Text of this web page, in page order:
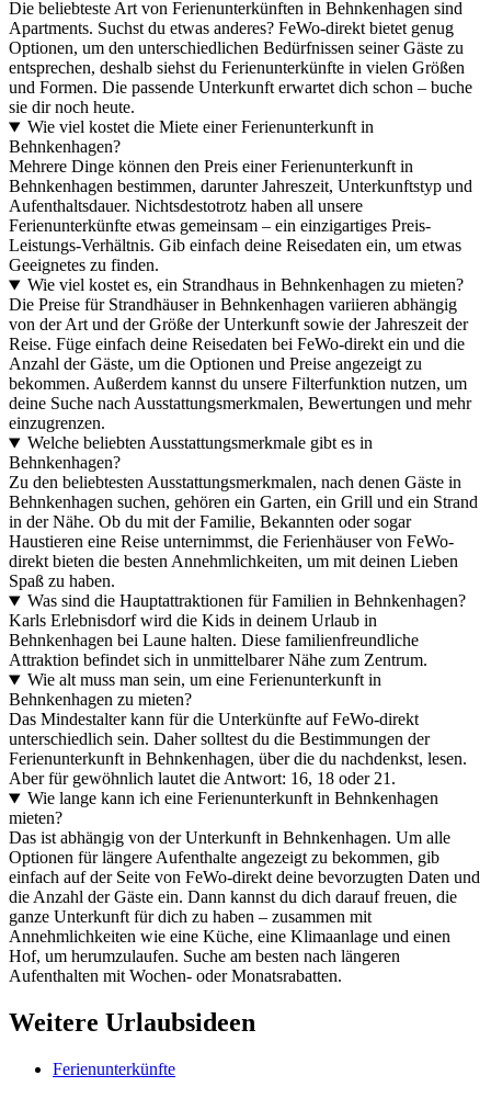
Die beliebteste Art von Ferienunterkünften in Behnkenhagen sind
Apartments. Suchst du etwas anderes? FeWo-direkt bietet genug
Optionen, um den unterschiedlichen Bedürfnissen seiner Gäste zu
entsprechen, deshalb siehst du Ferienunterkünfte in vielen Größen
und Formen. Die passende Unterkunft erwartet dich schon – buche
sie dir noch heute.
Wie viel kostet die Miete einer Ferienunterkunft in
Behnkenhagen?
Mehrere Dinge können den Preis einer Ferienunterkunft in
Behnkenhagen bestimmen, darunter Jahreszeit, Unterkunftstyp und
Aufenthaltsdauer. Nichtsdestotrotz haben all unsere
Ferienunterkünfte etwas gemeinsam – ein einzigartiges Preis-
Leistungs-Verhältnis. Gib einfach deine Reisedaten ein, um etwas
Geeignetes zu finden.
Wie viel kostet es, ein Strandhaus in Behnkenhagen zu mieten?
Die Preise für Strandhäuser in Behnkenhagen variieren abhängig
von der Art und der Größe der Unterkunft sowie der Jahreszeit der
Reise. Füge einfach deine Reisedaten bei FeWo-direkt ein und die
Anzahl der Gäste, um die Optionen und Preise angezeigt zu
bekommen. Außerdem kannst du unsere Filterfunktion nutzen, um
deine Suche nach Ausstattungsmerkmalen, Bewertungen und mehr
einzugrenzen.
Welche beliebten Ausstattungsmerkmale gibt es in
Behnkenhagen?
Zu den beliebtesten Ausstattungsmerkmalen, nach denen Gäste in
Behnkenhagen suchen, gehören ein Garten, ein Grill und ein Strand
in der Nähe. Ob du mit der Familie, Bekannten oder sogar
Haustieren eine Reise unternimmst, die Ferienhäuser von FeWo-
direkt bieten die besten Annehmlichkeiten, um mit deinen Lieben
Spaß zu haben.
Was sind die Hauptattraktionen für Familien in Behnkenhagen?
Karls Erlebnisdorf wird die Kids in deinem Urlaub in
Behnkenhagen bei Laune halten. Diese familienfreundliche
Attraktion befindet sich in unmittelbarer Nähe zum Zentrum.
Wie alt muss man sein, um eine Ferienunterkunft in
Behnkenhagen zu mieten?
Das Mindestalter kann für die Unterkünfte auf FeWo-direkt
unterschiedlich sein. Daher solltest du die Bestimmungen der
Ferienunterkunft in Behnkenhagen, über die du nachdenkst, lesen.
Aber für gewöhnlich lautet die Antwort: 16, 18 oder 21.
Wie lange kann ich eine Ferienunterkunft in Behnkenhagen
mieten?
Das ist abhängig von der Unterkunft in Behnkenhagen. Um alle
Optionen für längere Aufenthalte angezeigt zu bekommen, gib
einfach auf der Seite von FeWo-direkt deine bevorzugten Daten und
die Anzahl der Gäste ein. Dann kannst du dich darauf freuen, die
ganze Unterkunft für dich zu haben – zusammen mit
Annehmlichkeiten wie eine Küche, eine Klimaanlage und einen
Hof, um herumzulaufen. Suche am besten nach längeren
Aufenthalten mit Wochen- oder Monatsrabatten.
Weitere Urlaubsideen
Ferienunterkünfte